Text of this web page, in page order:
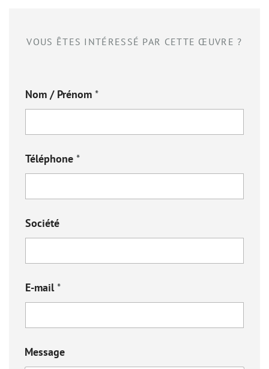
VOUS ÊTES INTÉRESSÉ PAR CETTE ŒUVRE ?
Nom / Prénom *
Téléphone *
Société
E-mail*
Message